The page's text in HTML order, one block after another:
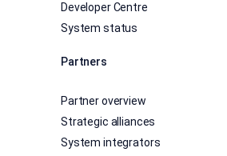
Developer Centre
System status
Partners
Partner overview
Strategic alliances
System integrators